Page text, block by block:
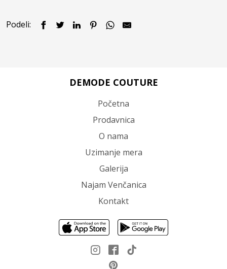
Podeli:
DEMODE COUTURE
Početna
Prodavnica
O nama
Uzimanje mera
Galerija
Najam Venčanica
Kontakt